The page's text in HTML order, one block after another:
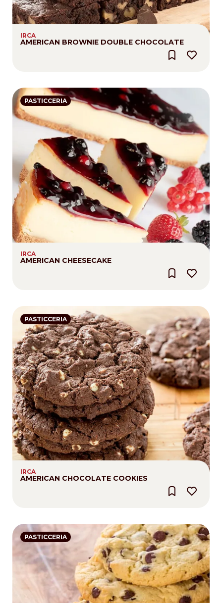
IRCA
AMERICAN BROWNIE DOUBLE CHOCOLATE
PASTICCERIA
IRCA
AMERICAN CHEESECAKE
PASTICCERIA
IRCA
AMERICAN CHOCOLATE COOKIES
PASTICCERIA